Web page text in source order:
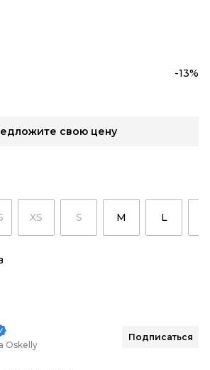
-13%
свою цену
XS S M L
Oskelly
Подписаться